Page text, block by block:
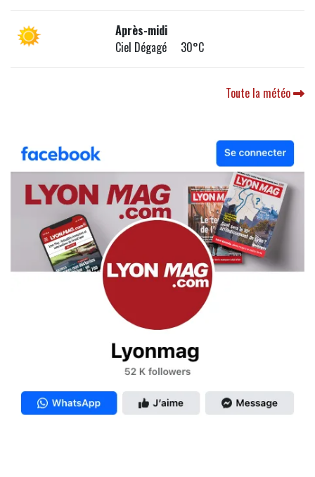
Après-midi
Ciel Dégagé 30°C
Toute la météo